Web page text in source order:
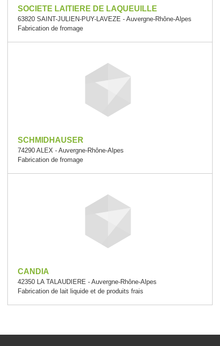
SOCIETE LAITIERE DE LAQUEUILLE
63820 SAINT-JULIEN-PUY-LAVEZE - Auvergne-Rhône-Alpes
Fabrication de fromage
SCHMIDHAUSER
74290 ALEX - Auvergne-Rhône-Alpes
Fabrication de fromage
CANDIA
42350 LA TALAUDIERE - Auvergne-Rhône-Alpes
Fabrication de lait liquide et de produits frais